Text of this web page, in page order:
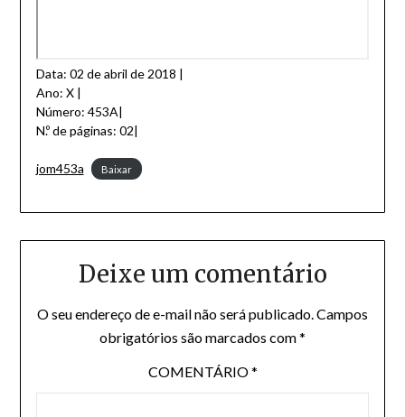
Data: 02 de abril de 2018 |
Ano: X |
Número: 453A|
N.º de páginas: 02|
jom453a Baixar
Deixe um comentário
O seu endereço de e-mail não será publicado. Campos
obrigatórios são marcados com*
COMENTÁRIO*